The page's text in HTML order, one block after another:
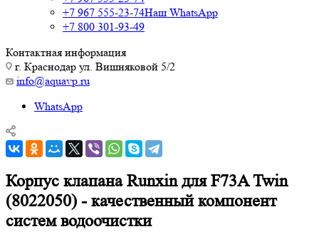
+7 967 555-23-74Наш WhatsApp
+7 800 301-93-49
Контактная информация
г. Краснодар ул. Вишняковой 5/2
info@aquavp.ru
WhatsApp
Корпус клапана Runxin для F73A Twin
(8022050) - качественный компонент
систем водоочистки